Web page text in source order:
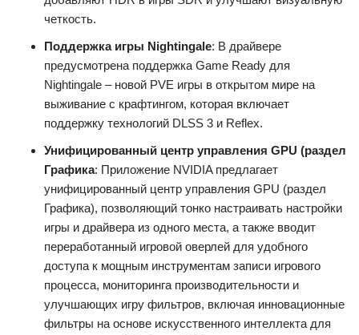
четкость.
Поддержка игры Nightingale: В драйвере
предусмотрена поддержка Game Ready для
Nightingale – новой PVE игры в открытом мире на
выживание с крафтингом, которая включает
поддержку технологий DLSS 3 и Reflex.
Унифицированный центр управления GPU (раздел
Графика: Приложение NVIDIA предлагает
унифицированный центр управления GPU (раздел
Графика), позволяющий тонко настраивать настройки
игры и драйвера из одного места, а также вводит
переработанный игровой оверлей для удобного
доступа к мощным инструментам записи игрового
процесса, мониторинга производительности и
улучшающих игру фильтров, включая инновационные
фильтры на основе искусственного интеллекта для